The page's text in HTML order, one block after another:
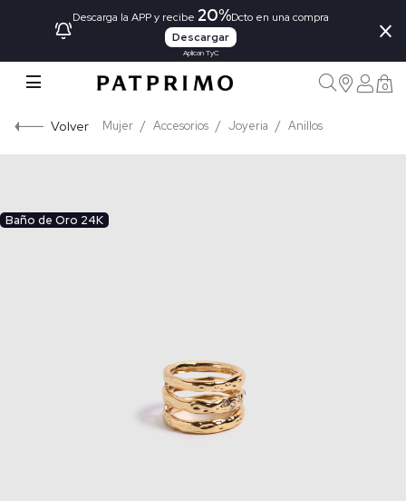
Descarga la APP y recibe 20%Dcto en una compra
Descargar
Aplican TyC
×
0
Volver Mujer Accesorios Joyeria Anillos
Baño de Oro 24K